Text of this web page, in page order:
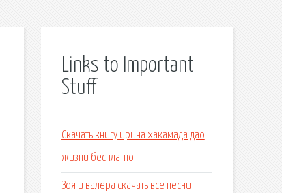
Links to Important
Stuff
Скачать книгу ирина хакамада дао
жизни бесплатно
Зоя и валера скачать все песни